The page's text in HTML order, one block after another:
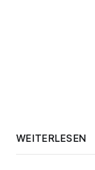
WEITERLESEN